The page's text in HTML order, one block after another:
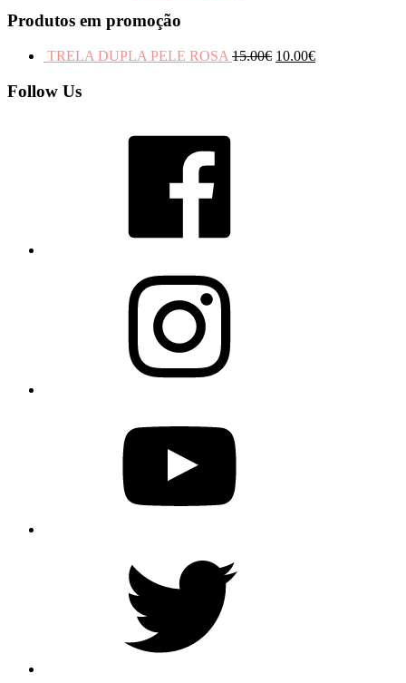
Produtos em promoção
TRELA DUPLA PELE ROSA 15.00€ 10.00€
Follow Us